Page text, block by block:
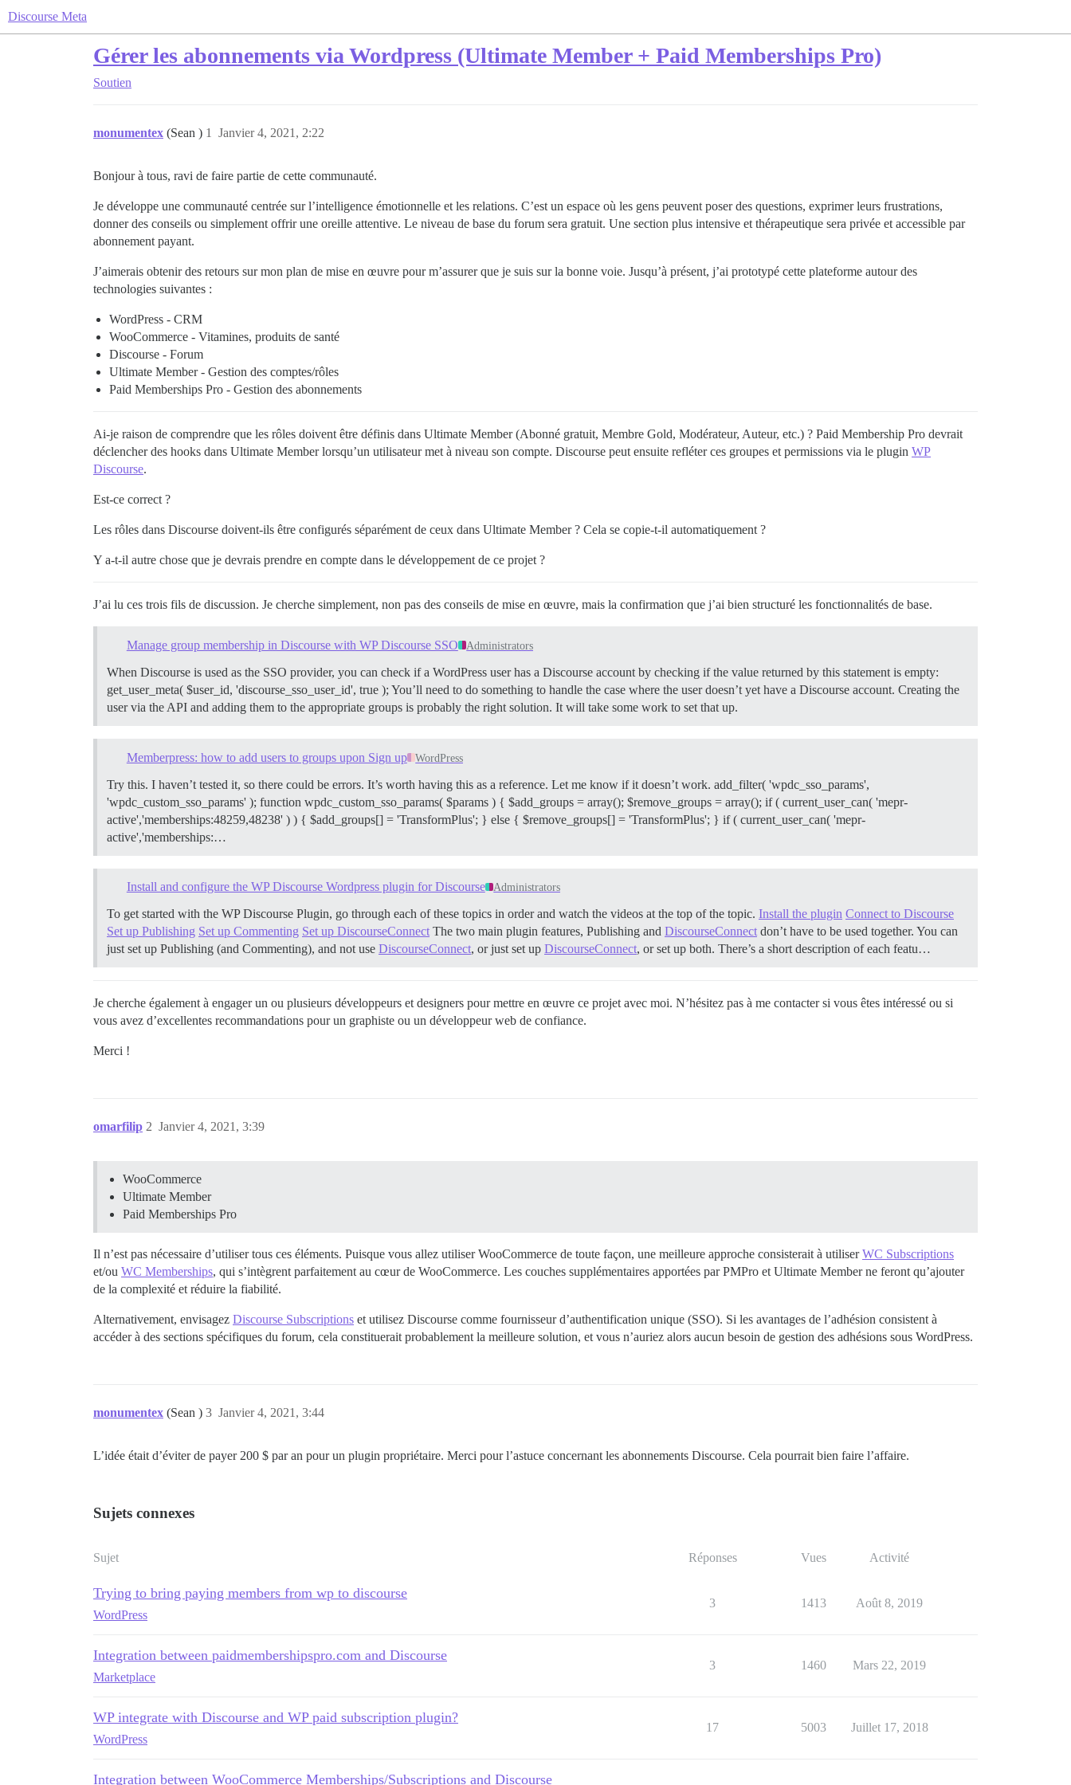
Discourse Meta
Gérer les abonnements via Wordpress (Ultimate Member + Paid Memberships Pro)
Soutien
monumentex (Sean ) Janvier 4, 2021, 2:22
1
Bonjour à tous, ravi de faire partie de cette communauté.
Je développe une communauté centrée sur l’intelligence émotionnelle et les relations. C’est un espace où les gens peuvent poser des questions, exprimer leurs frustrations,
donner des conseils ou simplement offrir une oreille attentive. Le niveau de base du forum sera gratuit. Une section plus intensive et thérapeutique sera privée et accessible par
abonnement payant.
J’aimerais obtenir des retours sur mon plan de mise en œuvre pour m’assurer que je suis sur la bonne voie. Jusqu’à présent, j’ai prototypé cette plateforme autour des
technologies suivantes :
WordPress - CRM
WooCommerce - Vitamines, produits de santé
Discourse - Forum
Ultimate Member - Gestion des comptes/rôles
Paid Memberships Pro - Gestion des abonnements
Ai-je raison de comprendre que les rôles doivent être définis dans Ultimate Member (Abonné gratuit, Membre Gold, Modérateur, Auteur, etc.) ? Paid Membership Pro devrait
déclencher des hooks dans Ultimate Member lorsqu’un utilisateur met à niveau son compte. Discourse peut ensuite refléter ces groupes et permissions via le plugin WP
Discourse.
Est-ce correct ?
Les rôles dans Discourse doivent-ils être configurés séparément de ceux dans Ultimate Member ? Cela se copie-t-il automatiquement ?
Y a-t-il autre chose que je devrais prendre en compte dans le développement de ce projet ?
J’ai lu ces trois fils de discussion. Je cherche simplement, non pas des conseils de mise en œuvre, mais la confirmation que j’ai bien structuré les fonctionnalités de base.
Manage group membership in Discourse with WP Discourse SSO Administrators
When Discourse is used as the SSO provider, you can check if a WordPress user has a Discourse account by checking if the value returned by this statement is empty:
get_user_meta( $user_id, 'discourse_sso_user_id', true ); You’ll need to do something to handle the case where the user doesn’t yet have a Discourse account. Creating the
user via the API and adding them to the appropriate groups is probably the right solution. It will take some work to set that up.
Memberpress: how to add users to groups upon Sign up WordPress
Try this. I haven’t tested it, so there could be errors. It’s worth having this as a reference. Let me know if it doesn’t work. add_filter( 'wpdc_sso_params',
'wpdc_custom_sso_params' ); function wpdc_custom_sso_params( $params ) { $add_groups = array(); $remove_groups = array(); if ( current_user_can( 'mepr-
active','memberships:48259,48238' ) ) { $add_groups[] = 'TransformPlus'; } else { $remove_groups[] = 'TransformPlus'; } if ( current_user_can( 'mepr-
active','memberships:…
Install and configure the WP Discourse Wordpress plugin for Discourse Administrators
To get started with the WP Discourse Plugin, go through each of these topics in order and watch the videos at the top of the topic. Install the plugin Connect to Discourse
Set up Publishing Set up Commenting Set up DiscourseConnect The two main plugin features, Publishing and DiscourseConnect don’t have to be used together. You can
just set up Publishing (and Commenting), and not use DiscourseConnect, or just set up DiscourseConnect, or set up both. There’s a short description of each featu…
Je cherche également à engager un ou plusieurs développeurs et designers pour mettre en œuvre ce projet avec moi. N’hésitez pas à me contacter si vous êtes intéressé ou si
vous avez d’excellentes recommandations pour un graphiste ou un développeur web de confiance.
Merci !
omarfilip Janvier 4, 2021, 3:39
2
WooCommerce
Ultimate Member
Paid Memberships Pro
Il n’est pas nécessaire d’utiliser tous ces éléments. Puisque vous allez utiliser WooCommerce de toute façon, une meilleure approche consisterait à utiliserWC Subscriptions
et/ou WC Memberships, qui s’intègrent parfaitement au cœur de WooCommerce. Les couches supplémentaires apportées par PMPro et Ultimate Member ne feront qu’ajouter
de la complexité et réduire la fiabilité.
Alternativement, envisagez Discourse Subscriptions et utilisez Discourse comme fournisseur d’authentification unique (SSO). Si les avantages de l’adhésion consistent à
accéder à des sections spécifiques du forum, cela constituerait probablement la meilleure solution, et vous n’auriez alors aucun besoin de gestion des adhésions sous WordPress.
monumentex (Sean ) Janvier 4, 2021, 3:44
3
L’idée était d’éviter de payer 200 $ par an pour un plugin propriétaire. Merci pour l’astuce concernant les abonnements Discourse. Cela pourrait bien faire l’affaire.
Sujets connexes
Sujet Réponses Vues Activité
Trying to bring paying members from wp to discourse
WordPress
3 1413 Août 8, 2019
Integration between paidmembershipspro.com and Discourse
Marketplace
3 1460 Mars 22, 2019
WP integrate with Discourse and WP paid subscription plugin?
WordPress
17 5003 Juillet 17, 2018
Integration between WooCommerce Memberships/Subscriptions and Discourse